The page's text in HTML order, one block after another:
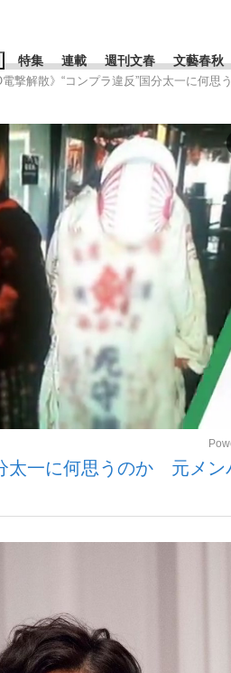
した日本代表監督に...
特集 連載 週刊文春 文藝春秋
ドタグ一覧
#高市早苗 #後藤真希 #森岡毅
田武
撃解散》“コンプラ違反”国分太一に何
太一に何思うのか 元メン